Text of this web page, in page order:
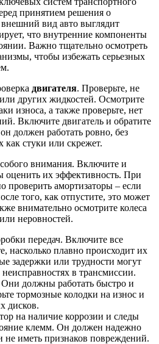
принятием решения о
вид авто выглядит
что внутренние компоненты
Важно тщательно осмотреть
чтобы избежать серьезных
двигателя. Проверьте, не
других жидкостей. Осмотрите
износа, а также проверьте, нет
Включите двигатель и обратите
должен работать ровно, без
как стуки или скрежет.
внимания. Включите и
оценить их эффективность. При
проверить амортизаторы – если
того, как отпустите, это может
внимательно осмотрите колеса
неровностей.
передач. Включите все
насколько плавно происходит их
задержки или трудности могут
неисправностях в трансмиссии.
должны работать быстро и
тормозные колодки на износ и
дисков.
на наличие коррозии и следы
клемм. Он должен надежно
не иметь признаков повреждений.